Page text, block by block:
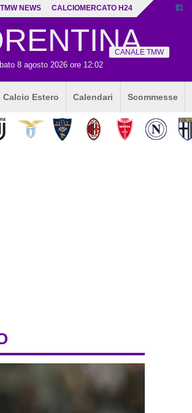
TMW NEWS CALCIOMERCATO H24
8 agosto 2026 ore 12:02
CANALE TMW
Calcio Estero Calendari Scommesse